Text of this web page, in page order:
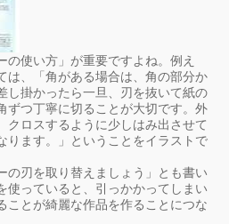
使い方」が重要ですよね。例え
は、「角がある場合は、角の部分か
し掛かったら一旦、刃を抜いて紙の
ずつ丁寧に切ることが大切です。外
クロスするように少しはみ出させて
ります。」ということをイラストで
刃を取り替えましょう」とも書い
使っていると、引っかかってしまい
ことが綺麗な作品を作ることにつな